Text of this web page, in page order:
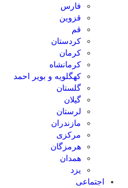
فارس
قزوین
قم
کردستان
کرمان
کرمانشاه
کهگلویه و بویر احمد
گلستان
گیلان
لرستان
مازندران
مرکزی
هرمزگان
همدان
یزد
اجتماعی